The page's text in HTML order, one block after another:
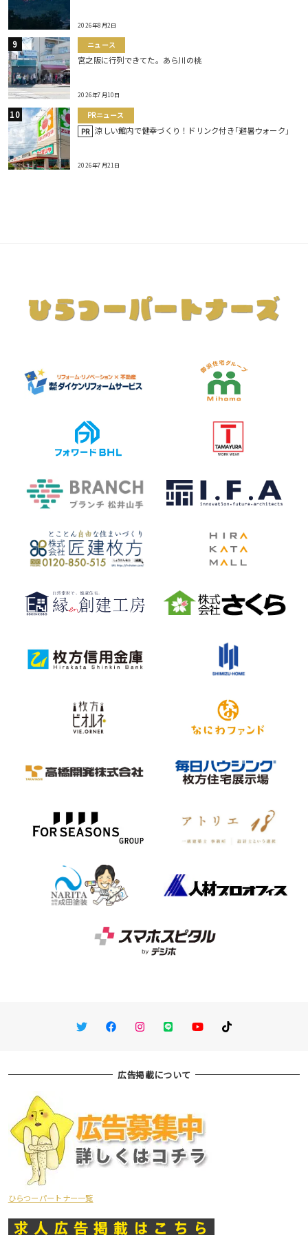
2026年8月2日
ニュース
宮之阪に行列できてた。あら川の桃
2026年7月10日
PRニュース
PR 涼しい館内で健幸づくり！ドリンク付き｢避暑ウォーク｣
2026年7月21日
TwitterFacebookInstagram
LINE You TubeTikTok
広告掲載について
ひらつーパートナー一覧